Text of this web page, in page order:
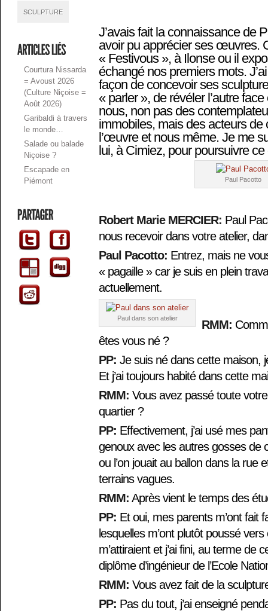
SCULPTURE
Courtura Nissarda
= Avoust 2026
(Culture Niçoise =
Août 2026)
Garibaldi à travers
le monde…
Salade ou balade
Niçoise ?
Escapade en
Piémont
J’avais fait la connaissance de
avoir pu apprécier ses œuvres.
« Festivous », à Ilonse ou il
échangé nos premiers mots.
façon de concevoir ses
« parler », de révéler l’autre
nous, non pas des
immobiles, mais des acteurs de
l’œuvre et nous même. Je me
lui, à Cimiez, pour poursuivre
Paul Pacotto
Robert Marie MERCIER: Paul
nous recevoir dans votre atelier,
Paul Pacotto: Entrez, mais ne
« pagaille » car je suis en plein
actuellement.
Paul dans son atelier RMM:
êtes vous né ?
PP: Je suis né dans cette maison,
Et j’ai toujours habité dans cette
RMM: Vous avez passé toute
quartier ?
PP: Effectivement, j’ai usé mes
genoux avec les autres gosses de
ou l’on jouait au ballon dans la rue
terrains vagues.
RMM: Après vient le temps des
PP: Et oui, mes parents m’ont fait
lesquelles m’ont plutôt poussé
m’attiraient et j’ai fini, au terme de
diplôme d’ingénieur de l’Ecole
RMM: Vous avez fait de la
PP: Pas du tout, j’ai enseigné